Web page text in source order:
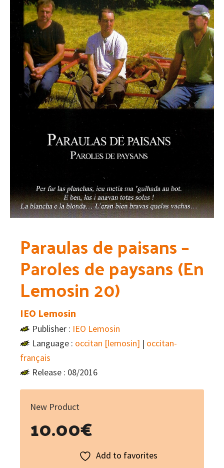
Paraulas de paisans –
Paroles de paysans (En
Lemosin 20)
IEO Lemosin
Publisher : IEO Lemosin
Language : occitan [lemosin] | occitan-
français
Release : 08/2016
New Product
10.00€
Add to favorites